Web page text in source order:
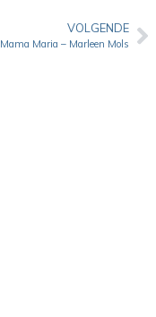
VOLGENDE
Mama Maria – Marleen Mols